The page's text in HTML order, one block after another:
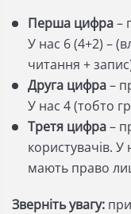
Перша цифра–
У нас 6 (4+2) –
читання +
Друга цифра–
У нас 4 (тобто
Третя цифра–
користувачів. У
мають право
Зверніть увагу: